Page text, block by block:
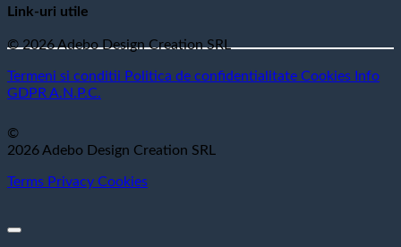
Link-uri utile
© 2026 Adebo Design Creation SRL
Termeni si conditii Politica de confidentialitate Cookies Info
GDPR A.N.P.C.
©
2026 Adebo Design Creation SRL
Terms Privacy Cookies